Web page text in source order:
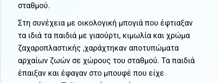
σταθμού.
Στη συνέχεια με οικολογική μπογιά που έφτιαξαν
τα ιδιά τα παιδιά με γιαούρτι, κιμωλία και χρώμα
ζαχαροπλαστικής ,χαράχτηκαν αποτυπώματα
αρχαίων ζωών σε χώρους του σταθμού. Τα παιδιά
έπαιξαν και έφαγαν στο μπουφέ που είχε